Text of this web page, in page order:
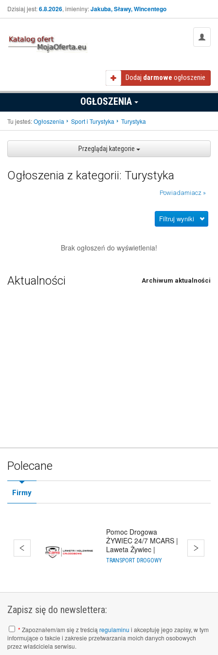
Dzisiaj jest:6.8.2026, imieniny:Jakuba, Sławy, Wincentego
Dodaj darmowe ogłoszenie
OGŁOSZENIA
Tu jesteś:Ogłoszenia Sport i Turystyka Turystyka
Przeglądaj kategorie
Ogłoszenia z kategorii: Turystyka
Powiadamiacz »
Filtruj wyniki
Brak ogłoszeń do wyświetlenia!
Aktualności Archiwum aktualności
Polecane
Firmy
Pomoc Drogowa
ŻYWIEC 24/7 MCARS |
Laweta Żywiec |
Holowanie Cało
TRANSPORT DROGOWY
Zapisz się do newslettera:
* Zapoznałem/am się z treścią regulaminu i akceptuję jego zapisy, w tym
informujące o fakcie i zakresie przetwarzania moich danych osobowych
przez właściciela serwisu.